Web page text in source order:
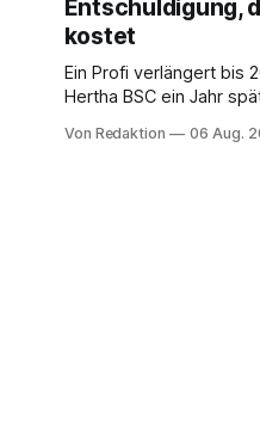
Entschuldigung,
kostet
Ein Profi verlängert bis
Hertha BSC ein Jahr
ehrlich – und ändert an
Von Redaktion 06 Aug.